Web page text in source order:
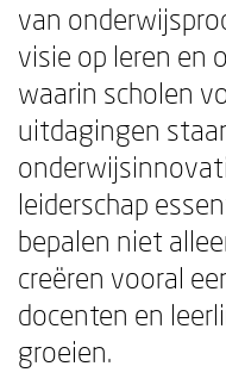
van
visie op leren en
waarin scholen
uitdagingen
leiderschap
bepalen niet
creëren vooral
docenten en
groeien.